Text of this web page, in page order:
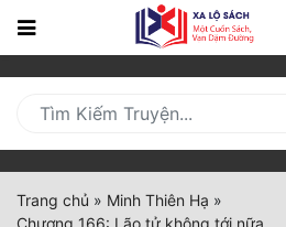
Trang
Mới
Cập
Nhật
(current)
Trang chủ » Minh Thiên Hạ »